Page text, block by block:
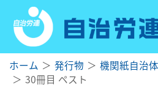
ホーム 発行物 機関紙自治
30冊目 ペスト